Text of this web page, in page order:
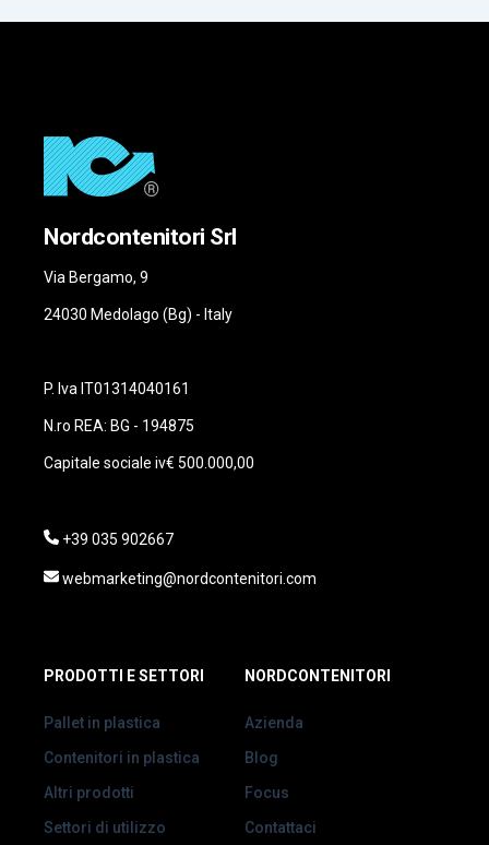
Nordcontenitori Srl
Via Bergamo, 9
24030 Medolago (Bg) - Italy
P. Iva IT01314040161
N.ro REA: BG - 194875
Capitale sociale iv€ 500.000,00
+39 035 902667
webmarketing@nordcontenitori.com
PRODOTTI E SETTORI
Pallet in plastica
Contenitori in plastica
Altri prodotti
Settori di utilizzo
NORDCONTENITORI
Azienda
Blog
Focus
Contattaci